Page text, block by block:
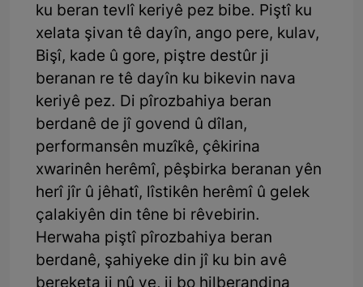
ku beran tevlî keriyê pez bibe. Piştî ku
xelata şivan tê dayîn, ango pere, kulav,
Bişî, kade û gore, piştre destûr ji
beranan re tê dayîn ku bikevin nava
keriyê pez. Di pîrozbahiya beran
berdanê de jî govend û dîlan,
performansên muzîkê, çêkirina
xwarinên herêmî, pêşbirka beranan yên
herî jîr û jêhatî, lîstikên herêmî û gelek
çalakiyên din têne bi rêvebirin.
Herwaha piştî pîrozbahiya beran
berdanê, şahiyeke din jî ku bin avê